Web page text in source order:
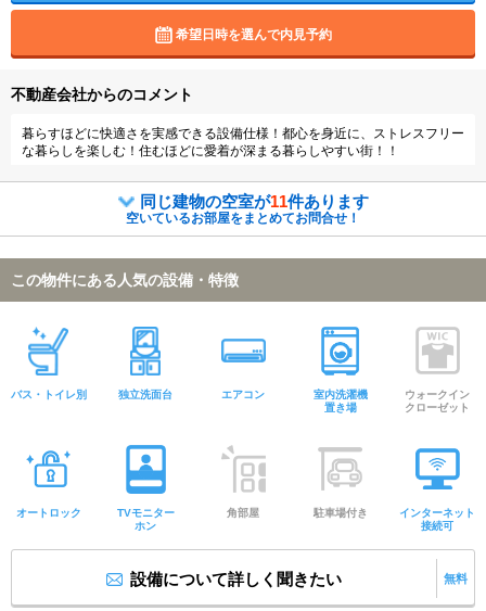
希望日時を選んで内見予約
不動産会社からのコメント
暮らすほどに快適さを実感できる設備仕様！都心を身近に、ストレスフリー
な暮らしを楽しむ！住むほどに愛着が深まる暮らしやすい街！！
同じ建物の空室が11件あります
空いているお部屋をまとめてお問合せ！
この物件にある人気の設備・特徴
バス・トイレ別 独立洗面台 エアコン
室内洗濯機
置き場
ウォークイン
クローゼット
オートロック
TVモニター
ホン
角部屋 駐車場付き
インターネット
接続可
設備について詳しく聞きたい 無料